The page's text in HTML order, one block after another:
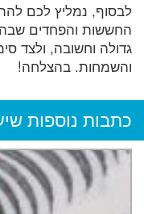
לבסוף, נמליץ לכם
החששות והפחדים
גדולה וחשובה, ולצד
והשמחות. בהצלחה!
כתבות נוספות